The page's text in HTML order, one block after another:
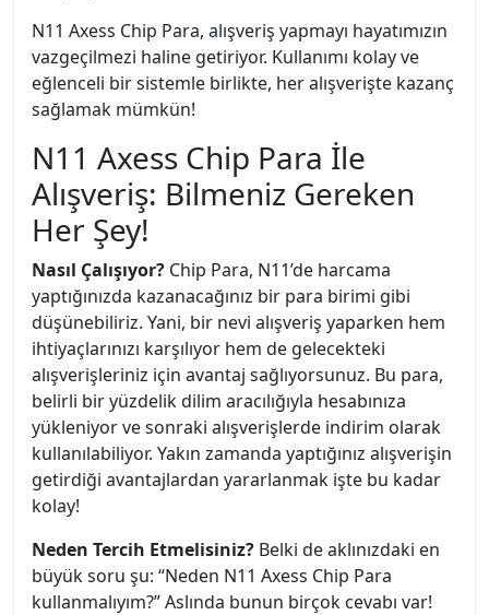
N11 Axess Chip Para, alışveriş yapmayı hayatımızın
vazgeçilmezi haline getiriyor. Kullanımı kolay ve
eğlenceli bir sistemle birlikte, her alışverişte kazanç
sağlamak mümkün!
N11 Axess Chip Para İle
Alışveriş: Bilmeniz Gereken
Her Şey!
Nasıl Çalışıyor? Chip Para, N11’de harcama
yaptığınızda kazanacağınız bir para birimi gibi
düşünebiliriz. Yani, bir nevi alışveriş yaparken hem
ihtiyaçlarınızı karşılıyor hem de gelecekteki
alışverişleriniz için avantaj sağlıyorsunuz. Bu para,
belirli bir yüzdelik dilim aracılığıyla hesabınıza
yükleniyor ve sonraki alışverişlerde indirim olarak
kullanılabiliyor. Yakın zamanda yaptığınız alışverişin
getirdiği avantajlardan yararlanmak işte bu kadar
kolay!
Neden Tercih Etmelisiniz? Belki de aklınızdaki en
büyük soru şu: “Neden N11 Axess Chip Para
kullanmalıyım?” Aslında bunun birçok cevabı var!